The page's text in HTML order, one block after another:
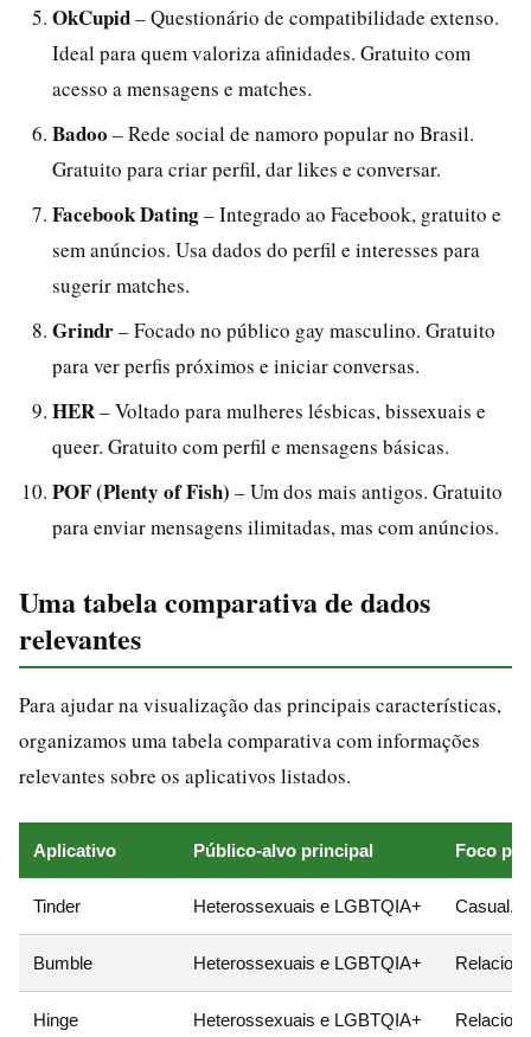
OkCupid– Questionário de compatibilidade extenso.
Ideal para quem valoriza afinidades. Gratuito com
acesso a mensagens e matches.
Badoo – Rede social de namoro popular no Brasil.
Gratuito para criar perfil, dar likes e conversar.
Facebook Dating– Integrado ao Facebook, gratuito e
sem anúncios. Usa dados do perfil e interesses para
sugerir matches.
Grindr– Focado no público gay masculino. Gratuito
para ver perfis próximos e iniciar conversas.
HER– Voltado para mulheres lésbicas, bissexuais e
queer. Gratuito com perfil e mensagens básicas.
POF (Plenty of Fish) – Um dos mais antigos. Gratuito
para enviar mensagens ilimitadas, mas com anúncios.
Uma tabela comparativa de dados
relevantes
Para ajudar na visualização das principais características,
organizamos uma tabela comparativa com informações
relevantes sobre os aplicativos listados.
Aplicativo Público-alvo principal Foco
Tinder Heterossexuais e LGBTQIA+ Casual,
Bumble Heterossexuais e LGBTQIA+
Hinge Heterossexuais e LGBTQIA+